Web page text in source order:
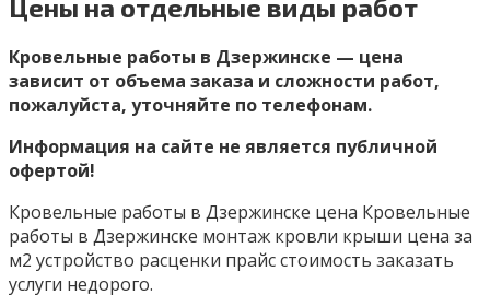
Цены на отдельные виды работ
Кровельные работы в Дзержинске — цена
зависит от объема заказа и сложности работ,
пожалуйста, уточняйте по телефонам.
Информация на сайте не является публичной
офертой!
Кровельные работы в Дзержинске цена Кровельные
работы в Дзержинске монтаж кровли крыши цена за
м2 устройство расценки прайс стоимость заказать
услуги недорого.